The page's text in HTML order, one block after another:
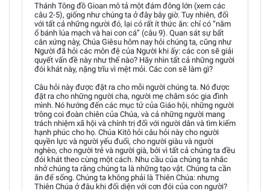
Thánh Tông đồ Gioan mô tả một đám đông lớn (xem các
câu 2-5), giống như chúng ta ở đây bây giờ. Tuy nhiên, đối
với tất cả những người đó, lại có rất ít thức ăn: chỉ có “năm
ổ bánh lúa mạch và hai con cá” (câu 9). Quan sát sự bất
cân xứng này, Chúa Giêsu hôm nay hỏi chúng ta, cũng như
Người đã hỏi các môn đệ của Người khi ấy: các con sẽ giải
quyết vấn đề này như thế nào? Hãy nhìn tất cả những người
đói khát này, nặng trĩu vì mệt mỏi. Các con sẽ làm gì?
Câu hỏi này được đặt ra cho mỗi người chúng ta. Nó được
đặt ra cho những người cha, người mẹ chăm sóc gia đình
mình. Nó hướng đến các mục tử của Giáo hội, những người
trông coi đoàn chiên của Chúa, và cả những người mang
trách nhiệm xã hội và chính trị đối với người dân và tìm kiếm
hạnh phúc cho họ. Chúa Kitô hỏi câu hỏi này cho người
quyền lực và người yếu đuối, cho người giàu và người
nghèo, cho người trẻ và người già, bởi vì tất cả chúng ta đều
đói khát theo cùng một cách. Nhu cầu của chúng ta nhắc
nhở chúng ta rằng chúng ta là những tạo vật. Chúng ta cần
ăn để sống. Chúng ta không phải là Thiên Chúa: nhưng
Thiên Chúa ở đâu khi đối diện với cơn đói của con người?